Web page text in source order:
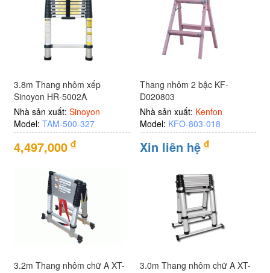
3.8m Thang nhôm xếp
Sinoyon HR-5002A
Nhà sản xuất:Sinoyon
Model:TAM-500-327
4,497,000 đ
Thang nhôm 2 bậc KF-
D020803
Nhà sản xuất: Kenfon
Model: KFO-803-018
Xin liên hệ đ
3.2m Thang nhôm chữ A XT-
3.0m Thang nhôm chữ A XT-